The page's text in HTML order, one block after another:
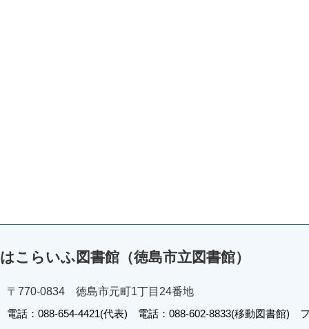
はこらいふ図書館（徳島市立図書館）
〒770-0834 徳島市元町1丁目24番地
電話：088-654-4421(代表) 電話：088-602-8833(移動図書館)